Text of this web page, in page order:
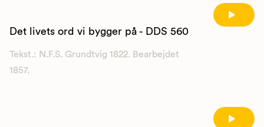
Det livets ord vi bygger på - DDS 560
Tekst.: N.F.S. Grundtvig 1822. Bearbejdet
1857.